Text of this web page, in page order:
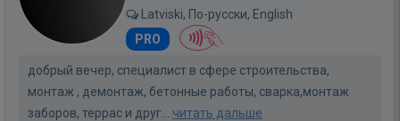
Latviski, По-русски, English
PRO
добрый вечер, специалист в сфере строительства,
монтаж , демонтаж, бетонные работы, сварка,монтаж
заборов, террас и друг... читать дальше